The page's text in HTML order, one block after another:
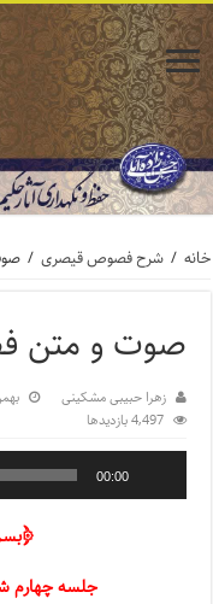
خانه / شرح فصوص قیصری /
صوت و متن
زهرا حبیبی مشکینی بهمن
4,497 بازدیدها
00:00
جلسه